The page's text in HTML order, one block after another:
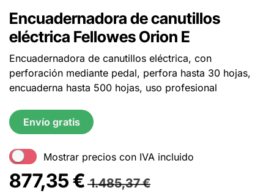
Encuadernadora de canutillos
eléctrica Fellowes Orion E
Encuadernadora de canutillos eléctrica, con
perforación mediante pedal, perfora hasta 30 hojas,
encuaderna hasta 500 hojas, uso profesional
Envío gratis
Mostrar precios con IVA incluido
877,35€ 1.485,37€